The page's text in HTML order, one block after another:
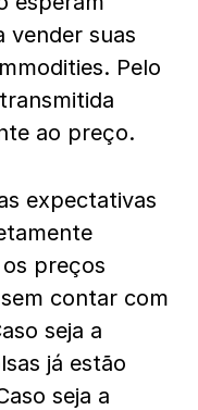
vender suas
Pelo
ao preço.
expectativas
preços
contar com
seja a
já estão
seja a